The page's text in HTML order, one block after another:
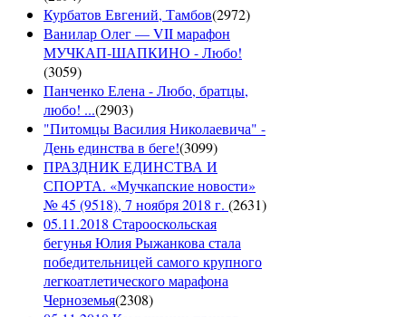
Курбатов Евгений, Тамбов(2972)
Ванилар Олег — VII марафон
МУЧКАП-ШАПКИНО - Любо!
(3059)
Панченко Елена - Любо, братцы,
любо! ...(2903)
"Питомцы Василия Николаевича" -
День единства в беге!(3099)
ПРАЗДНИК ЕДИНСТВА И
СПОРТА. «Мучкапские новости»
№ 45 (9518), 7 ноября 2018 г. (2631)
05.11.2018 Старооскольская
бегунья Юлия Рыжанкова стала
победительницей самого крупного
легкоатлетического марафона
Черноземья(2308)